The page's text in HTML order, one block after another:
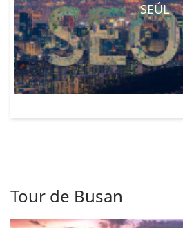
SEÚL
Tour de Busan